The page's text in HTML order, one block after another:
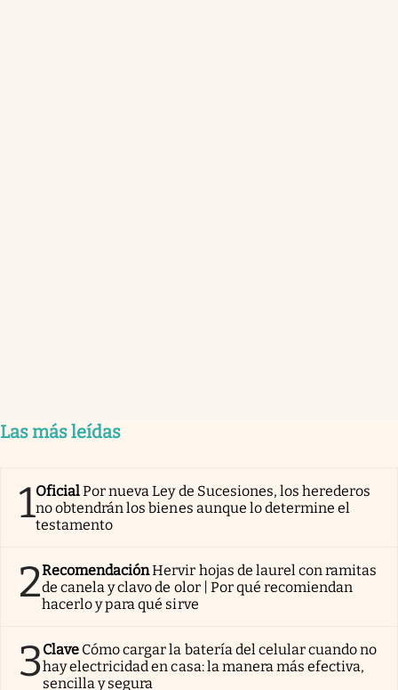
Las más leídas
1OficialPor nueva Ley de Sucesiones, los herederos
no obtendrán los bienes aunque lo determine el
testamento
2RecomendaciónHervir hojas de laurel con ramitas
de canela y clavo de olor | Por qué recomiendan
hacerlo y para qué sirve
3Clave Cómo cargar la batería del celular cuando no
hay electricidad en casa: la manera más efectiva,
sencilla y segura